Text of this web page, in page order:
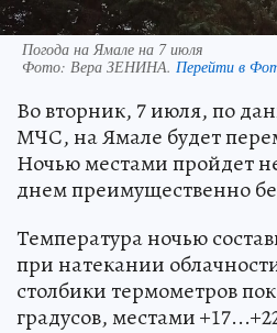
Погода на Ямале на 7 июля
Фото: Вера ЗЕНИНА. Перейти в
Во вторник, 7 июля, по
МЧС, на Ямале будет
Ночью местами пройдет
днем преимущественно
Температура ночью
при натекании
столбики термометров
градусов, местами